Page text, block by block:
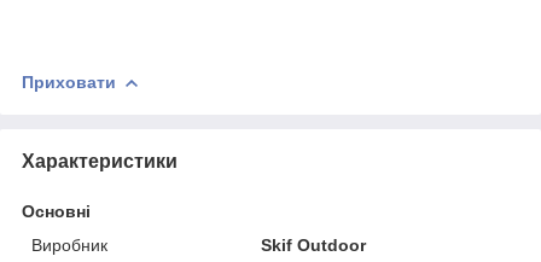
Приховати
Характеристики
Основні
Виробник
Skif Outdoor